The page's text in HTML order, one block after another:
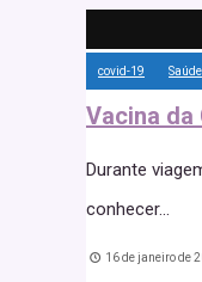
covid-19 Saúde
Vacina
Durante
conhecer...
16 de janeiro de